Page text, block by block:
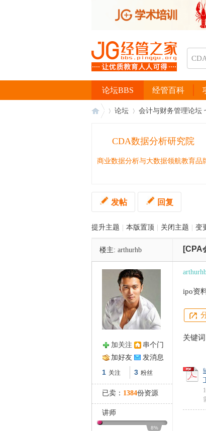
经管百科
论坛BBS
论坛 会计与财务管理论坛
CDA数据分析研究院
商业数据分析与大数据领航教育品
发帖 回复
提升主题 本版置顶 关闭主题 变
楼主: arthurhb [CPA
加关注
串个门
加好友
发消息
1 关注 3 粉丝
已卖： 1384份资源
讲师
8%
ipo资
关键词